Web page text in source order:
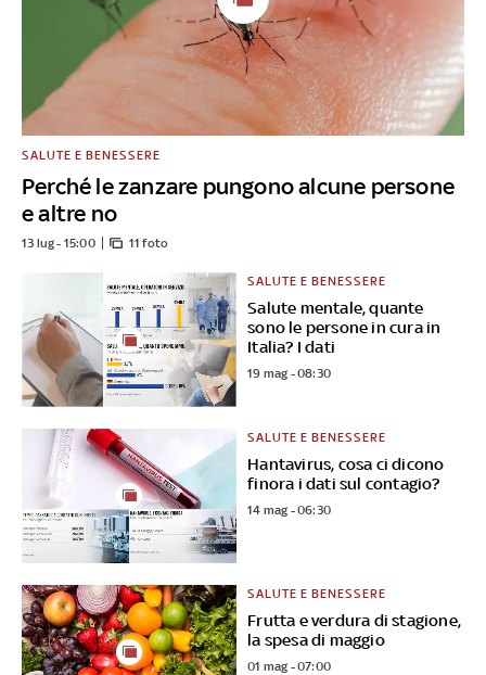
Perché le zanzare pungono alcune persone
e altre no
SALUTE E BENESSERE
13 lug - 15:00 11 foto
Salute mentale, quante
sono le persone in cura in
Italia? I dati
SALUTE E BENESSERE
19 mag - 08:30
Hantavirus, cosa ci dicono
finora i dati sul contagio?
SALUTE E BENESSERE
14 mag - 06:30
Frutta e verdura di stagione,
la spesa di maggio
SALUTE E BENESSERE
01 mag - 07:00